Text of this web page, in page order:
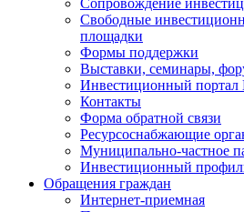
Сопровождение
Свободные
площадки
Формы поддержки
Выставки, семинары,
Инвестиционный портал
Контакты
Форма обратной связи
Ресурсоснабжающие
Муниципально-частное
Инвестиционный
Обращения граждан
Интернет-приемная